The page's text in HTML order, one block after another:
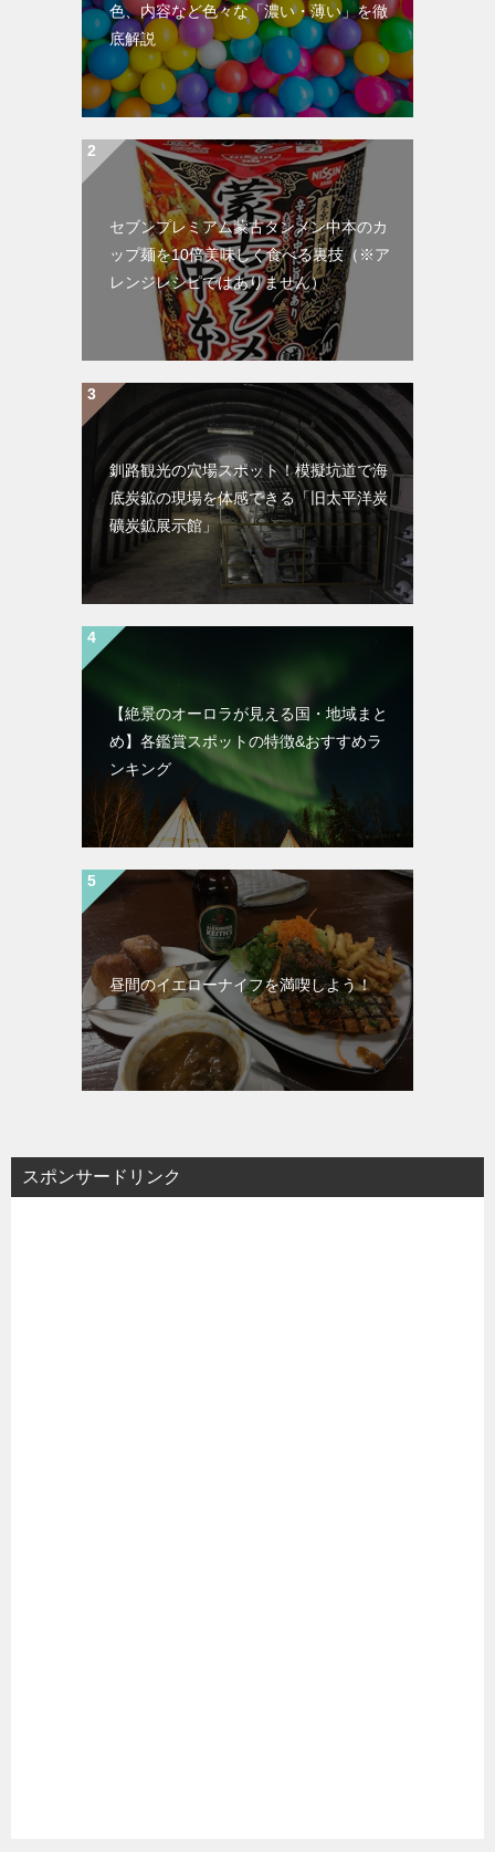
色、内容など色々な「濃い・薄い」を徹
底解説
セブンプレミアム蒙古タンメン中本のカ
ップ麺を10倍美味しく食べる裏技（※ア
レンジレシピではありません）
釧路観光の穴場スポット！模擬坑道で海
底炭鉱の現場を体感できる「旧太平洋炭
礦炭鉱展示館」
【絶景のオーロラが見える国・地域まと
め】各鑑賞スポットの特徴&おすすめラ
ンキング
昼間のイエローナイフを満喫しよう！
スポンサードリンク